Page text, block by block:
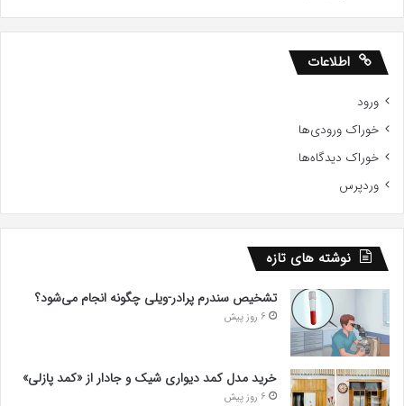
اطلاعات
ورود
خوراک ورودی‌ها
خوراک دیدگاه‌ها
وردپرس
نوشته های تازه
تشخیص سندرم پرادر-ویلی چگونه انجام می‌شود؟
6 روز پیش
خرید مدل کمد دیواری شیک و جادار از «کمد پازلی»
6 روز پیش